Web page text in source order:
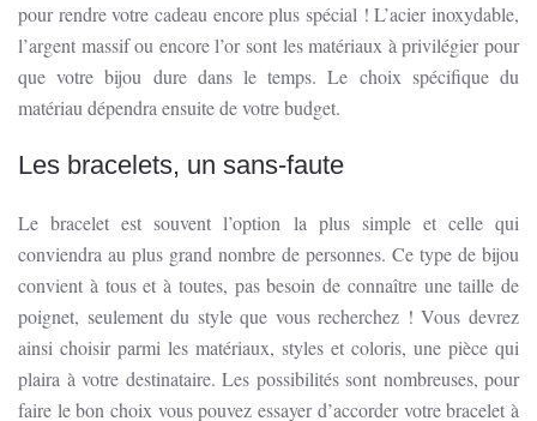
pour rendre votre cadeau encore plus spécial ! L’acier inoxydable,
l’argent massif ou encore l’or sont les matériaux à privilégier pour
que votre bijou dure dans le temps. Le choix spécifique du
matériau dépendra ensuite de votre budget.
Les bracelets, un sans-faute
Le bracelet est souvent l’option la plus simple et celle qui
conviendra au plus grand nombre de personnes. Ce type de bijou
convient à tous et à toutes, pas besoin de connaître une taille de
poignet, seulement du style que vous recherchez ! Vous devrez
ainsi choisir parmi les matériaux, styles et coloris, une pièce qui
plaira à votre destinataire. Les possibilités sont nombreuses, pour
faire le bon choix vous pouvez essayer d’accorder votre bracelet à